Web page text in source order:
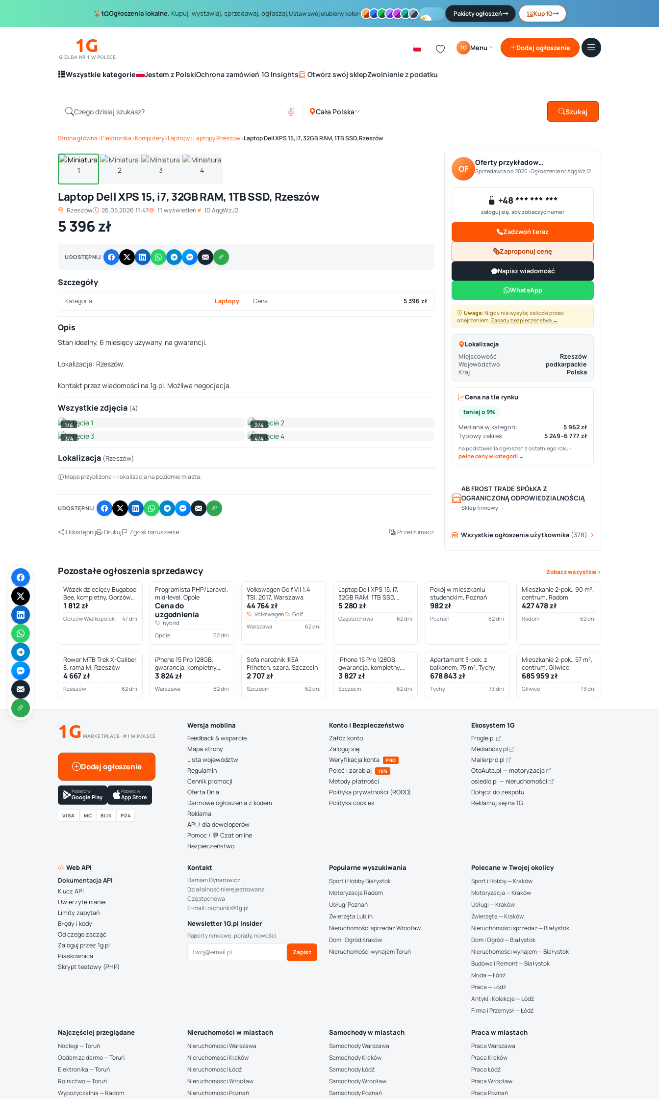
1GOgłoszenia lokalne. Kupuj, wystawiaj, sprzedawaj, ogłaszaj.Ustaw swój ulubiony kolor: Pakiety ogłoszeń Kup 1G
1G
GIEŁDA NR 1 W POLSCE
1G Menu Dodaj ogłoszenie
Wszystkie kategorie Jestem z PolskiOchrona zamówień 1G Insights Otwórz swój sklepZwolnienie z podatku
Cała Polska Szukaj
Strona główna›Elektronika›Komputery›Laptopy›Laptopy Rzeszów›Laptop Dell XPS 15, i7, 32GB RAM, 1TB SSD, Rzeszów
1/ 4
Laptop Dell XPS 15, i7, 32GB RAM, 1TB SSD, Rzeszów
Rzeszów 26.05.2026 11:47 11 wyświetleń ID AqgWzJ2
5 396 zł
UDOSTĘPNIJ
Szczegóły
Kategoria Laptopy Cena 5 396 zł
Opis
Stan idealny, 6 miesięcy używany, na gwarancji.
Lokalizacja: Rzeszów.
Kontakt przez wiadomości na 1g.pl. Możliwa negocjacja.
Wszystkie zdjęcia (4)
1/4
2/4
3/4
4/4
Lokalizacja (Rzeszów)
+
−
Mapa przybliżona — lokalizacja na poziomie miasta.
UDOSTĘPNIJ
Udostępnij Drukuj Zgłoś naruszenie Przetłumacz
OF
Oferty przykładow…
Sprzedawca od 2026 · Ogłoszenie nr AqgWzJ2
+48 *** *** ***
zaloguj się, aby zobaczyć numer
Zadzwoń teraz
Zaproponuj cenę
Napisz wiadomość
WhatsApp
Uwaga: Nigdy nie wysyłaj zaliczki przed
obejrzeniem. Zasady bezpieczeństwa →
Lokalizacja
Miejscowość
Rzeszów
Województwo
podkarpackie
Kraj
Polska
Cena na tle rynku
taniej o 9%
Mediana w kategorii
5 962 zł
Typowy zakres
5 249–6 777 zł
na podstawie 14 ogłoszeń z ostatniego roku ·
pełne ceny w kategorii →
AB FROST TRADE SPÓŁKA Z
OGRANICZONĄ ODPOWIEDZIALNOŚCIĄ
Sklep firmowy →
Wszystkie ogłoszenia użytkownika (378)
Pozostałe ogłoszenia sprzedawcy Zobacz wszystkie ›
Wózek dziecięcy Bugaboo
Bee, kompletny, Gorzów
Wielkopolski
1 812 zł
Gorzów Wielkopolski 47 dni
Programista PHP/Laravel,
mid-level, Opole
Cena do
uzgodnienia
hybrid
Opole
62 dni
Volkswagen Golf VII 1.4
TSI, 2017, Warszawa
44 764 zł
Volkswagen
Golf
Warszawa
62 dni
Laptop Dell XPS 15, i7,
32GB RAM, 1TB SSD,
Częstochowa
5 280 zł
Częstochowa 62 dni
Pokój w mieszkaniu
studenckim, Poznań
982 zł
Poznań 62 dni
Mieszkanie 2-pok., 90 m²,
centrum, Radom
427 478 zł
Radom 62 dni
Rower MTB Trek X-Caliber
8, rama M, Rzeszów
4 667 zł
Rzeszów 62 dni
iPhone 15 Pro 128GB,
gwarancja, kompletny,
Warszawa
3 824 zł
Warszawa 62 dni
Sofa narożnik IKEA
Friheten, szara, Szczecin
2 707 zł
Szczecin 62 dni
iPhone 15 Pro 128GB,
gwarancja, kompletny,
Szczecin
3 827 zł
Szczecin 62 dni
Apartament 3-pok. z
balkonem, 75 m², Tychy
678 843 zł
Tychy 73 dni
Mieszkanie 2-pok., 57 m²,
centrum, Gliwice
685 959 zł
Gliwice 73 dni
1G MARKETPLACE · #1 W POLSCE
Dodaj ogłoszenie
Pobierz w
Google Play
Pobierz w
App Store
VISA MC BLIK P24
Wersja mobilna
Feedback & wsparcie
Mapa strony
Lista województw
Regulamin
Cennik promocji
Oferta Dnia
Darmowe ogłoszenia z kodem
Reklama
API / dla deweloperów
Pomoc / 💬 Czat online
Bezpieczeństwo
Konto i Bezpieczeństwo
Załóż konto
Zaloguj się
Weryfikacja konta
PRO
Poleć i zarabiaj 10%
Metody płatności
Polityka prywatności (RODO)
Polityka cookies
Ekosystem 1G
Frogle.pl
Mediaboxy.pl
Mailerpro.pl
OtoAuta.pl — motoryzacja
osiedlo.pl — nieruchomości
Dołącz do zespołu
Reklamuj się na 1G
Web API
Dokumentacja API
Klucz API
Uwierzytelnianie
Limity zapytań
Błędy i kody
Od czego zacząć
Zaloguj przez 1g.pl
Piaskownica
Skrypt testowy (PHP)
Kontakt
Damian Dynarowicz
Działalność nierejestrowana
Częstochowa
E-mail: rachunki@1g.pl
Newsletter 1G.pl Insider
Raporty rynkowe, porady, nowości.
Zapisz
Popularne wyszukiwania
Sport i Hobby Białystok
Motoryzacja Radom
Usługi Poznań
Zwierzęta Lublin
Nieruchomości sprzedaż Wrocław
Dom i Ogród Kraków
Nieruchomości wynajem Toruń
Polecane w Twojej okolicy
Sport i Hobby — Kraków
Motoryzacja — Kraków
Usługi — Kraków
Zwierzęta — Kraków
Nieruchomości sprzedaż — Białystok
Dom i Ogród — Białystok
Nieruchomości wynajem — Białystok
Budowa i Remont — Białystok
Moda — Łódź
Praca — Łódź
Antyki i Kolekcje — Łódź
Firma i Przemysł — Łódź
Najczęściej przeglądane
Noclegi — Toruń
Oddam za darmo — Toruń
Elektronika — Toruń
Rolnictwo — Toruń
Wypożyczalnia — Radom
Nieruchomości w miastach
Nieruchomości Warszawa
Nieruchomości Kraków
Nieruchomości Łódź
Nieruchomości Wrocław
Nieruchomości Poznań
Samochody w miastach
Samochody Warszawa
Samochody Kraków
Samochody Łódź
Samochody Wrocław
Samochody Poznań
Praca w miastach
Praca Warszawa
Praca Kraków
Praca Łódź
Praca Wrocław
Praca Poznań